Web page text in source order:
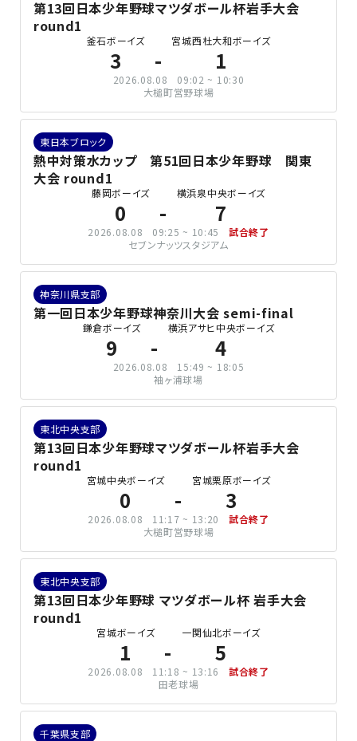
第13回日本少年野球マツダボール杯岩手大会
round1
釜石ボーイズ
3
宮城西杜大和ボーイズ
1
2026.08.08
09:02 ~ 10:30
大槌町営野球場
東日本ブロック
熱中対策水カップ 第51回日本少年野球 関東
大会 round1
藤岡ボーイズ
0
横浜泉中央ボーイズ
7
2026.08.08 09:25 ~ 10:45
試合終了
セブンナッツスタジアム
神奈川県支部
第一回日本少年野球神奈川大会 semi-final
鎌倉ボーイズ
9
横浜アサヒ中央ボーイズ
4
2026.08.08
15:49 ~ 18:05
袖ヶ浦球場
東北中央支部
第13回日本少年野球マツダボール杯岩手大会
round1
宮城中央ボーイズ
0
宮城栗原ボーイズ
3
2026.08.08 11:17 ~ 13:20
試合終了
大槌町営野球場
東北中央支部
第13回日本少年野球 マツダボール杯 岩手大会
round1
宮城ボーイズ
1
一関仙北ボーイズ
5
2026.08.08 11:18 ~ 13:16
試合終了
田老球場
千葉県支部